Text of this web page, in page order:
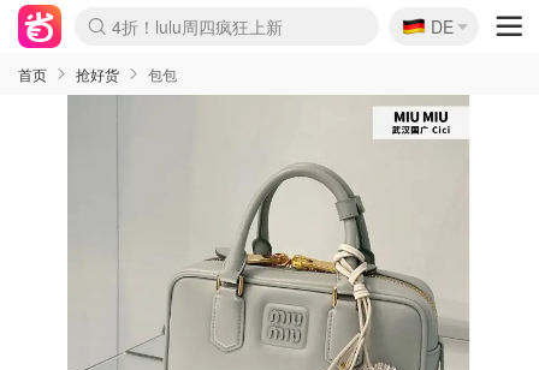
Boticinal 夏促开抢！
4折！lulu周四疯狂上新
还没结束！&OtherStories大促
Joybuy变相75折 随时失效
速领！Stanley独家85折
疑似霸哥！Camper额外叠85折
Zalando 奥莱闪促！每日更新
Moncler反季囤！5折起+叠9折
Coach Brooklyn仅€192
🇩🇪
DE
首页 抢好货 包包